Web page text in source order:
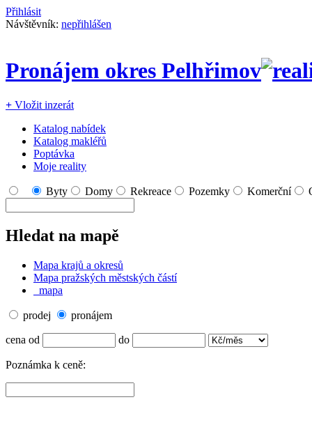
Přihlásit
Návštěvník: nepřihlášen
Pronájem okres Pelhřimov
+ Vložit inzerát
Katalog nabídek
Katalog makléřů
Poptávka
Moje reality
Byty Domy Rekreace Pozemky Komerční
Hledat na mapě
Mapa krajů a okresů
Mapa pražských městských částí
mapa
prodej pronájem
cena od do
Poznámka k ceně: